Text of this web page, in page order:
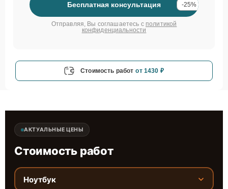
Бесплатная консультация -25%
Отправляя, Вы соглашаетесь с политикой
конфиденциальности
Стоимость работ от 1430 ₽
АКТУАЛЬНЫЕ ЦЕНЫ
Стоимость работ
Ноутбук